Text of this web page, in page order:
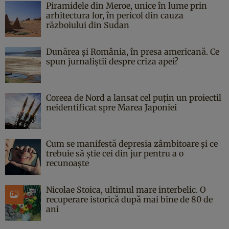
Piramidele din Meroe, unice în lume prin
arhitectura lor, în pericol din cauza
războiului din Sudan
Dunărea și România, în presa americană. Ce
spun jurnaliștii despre criza apei?
Coreea de Nord a lansat cel puțin un proiectil
neidentificat spre Marea Japoniei
Cum se manifestă depresia zâmbitoare și ce
trebuie să știe cei din jur pentru a o
recunoaște
Nicolae Stoica, ultimul mare interbelic. O
recuperare istorică după mai bine de 80 de
ani